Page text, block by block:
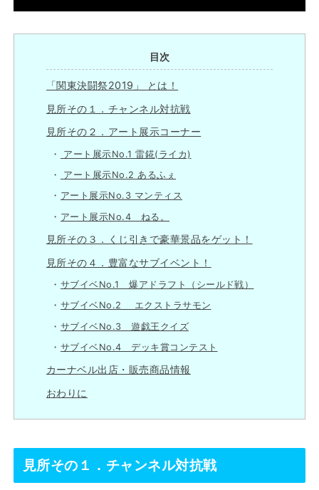
目次
「関東決闘祭2019」 とは！
見所その１．チャンネル対抗戦
見所その２．アート展示コーナー
アート展示No.1 雷錵(ライカ)
アート展示No.2 あるふぇ
アート展示No.3 マンティス
アート展示No.4 ねる。
見所その３．くじ引きで豪華景品をゲット！
見所その４．豊富なサブイベント！
サブイベNo.1 爆アドラフト（シールド戦）
サブイベNo.2 エクストラサモン
サブイベNo.3 遊戯王クイズ
サブイベNo.4 デッキ賞コンテスト
カーナベル出店・販売商品情報
おわりに
見所その１．チャンネル対抗戦